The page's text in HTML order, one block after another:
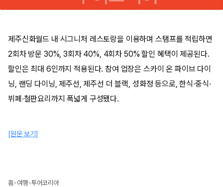
제주신화월드 내 시그니처 레스토랑을 이용하며 스탬프를 적립하면
2회차 방문 30%, 3회차 40%, 4회차 50% 할인 혜택이 제공된다.
할인은 최대 6인까지 적용된다. 참여 업장은 스카이 온 파이브 다이
닝, 랜딩 다이닝, 제주선, 제주선 더 블랙, 성화정 등으로, 한식·중식·
뷔페·철판요리까지 폭넓게 구성됐다.
[원문 보기]
홈>여행>투어코리아